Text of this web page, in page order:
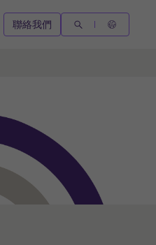
聯絡我們